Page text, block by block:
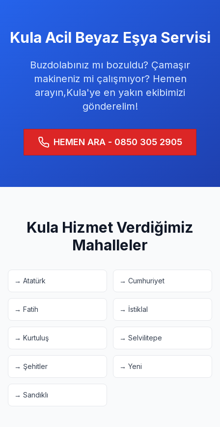
Kula Acil Beyaz Eşya Servisi
Buzdolabınız mı bozuldu? Çamaşır
makineniz mi çalışmıyor? Hemen
arayın,Kula'ye en yakın ekibimizi
gönderelim!
HEMEN ARA - 0850 305 2905
Kula Hizmet Verdiğimiz
Mahalleler
→ Atatürk → Cumhuriyet
→ Fatih → İstiklal
→ Kurtuluş → Selvilitepe
→ Şehitler → Yeni
→ Sandıklı